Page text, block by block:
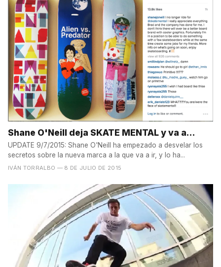
Shane O'Neill deja SKATE MENTAL y va a...
UPDATE 9/7/2015: Shane O'Neill ha empezado a desvelar los
secretos sobre la nueva marca a la que va a ir, y lo ha...
IVÁN TORRALBO — 8 DE JULIO DE 2015